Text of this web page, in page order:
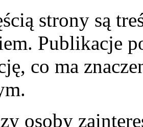
strony są
Publikacje
co ma
osoby